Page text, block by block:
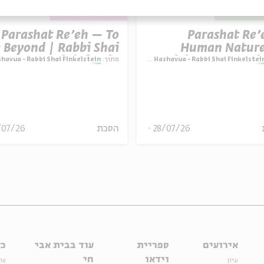
Parashat Re’eh – To
| Rabbi Shai
Finkelstein
מתוך: Hashavua - Rabbi Shai Finkelstein
הסכת 26
Parashat
Human
Divine
Parashat Hashavua - Rabbi Shai
28/07/26
אירועים
עיון
ספריית
וידאו
עוד בבית אבי
חי